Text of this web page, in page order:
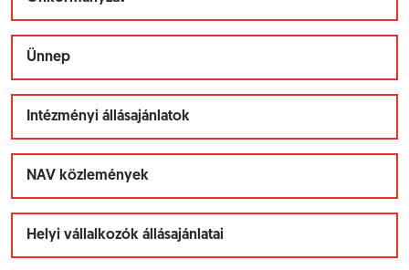
Ünnep
Intézményi állásajánlatok
NAV közlemények
Helyi vállalkozók állásajánlatai